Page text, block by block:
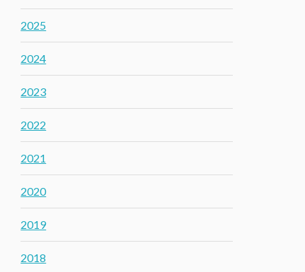
2025
2024
2023
2022
2021
2020
2019
2018